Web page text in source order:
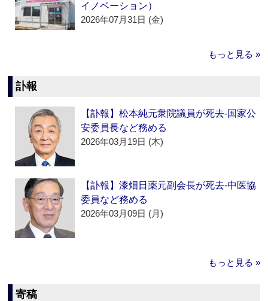
イノベーション）
2026年07月31日 (金)
もっと見る »
訃報
【訃報】松本純元衆院議員が死去‐国家公
安委員長など務める
2026年03月19日 (木)
【訃報】漆畑日薬元副会長が死去‐中医協
委員など務める
2026年03月09日 (月)
もっと見る »
寄稿